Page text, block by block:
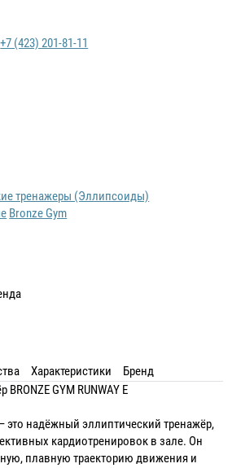
+7 (423) 201-81-11
тренажеры (Эллипсоиды)
Bronze Gym
Характеристики
Бренд
GYM RUNWAY E
— это надёжный эллиптический тренажёр,
кардиотренировок в зале. Он
плавную траекторию движения и